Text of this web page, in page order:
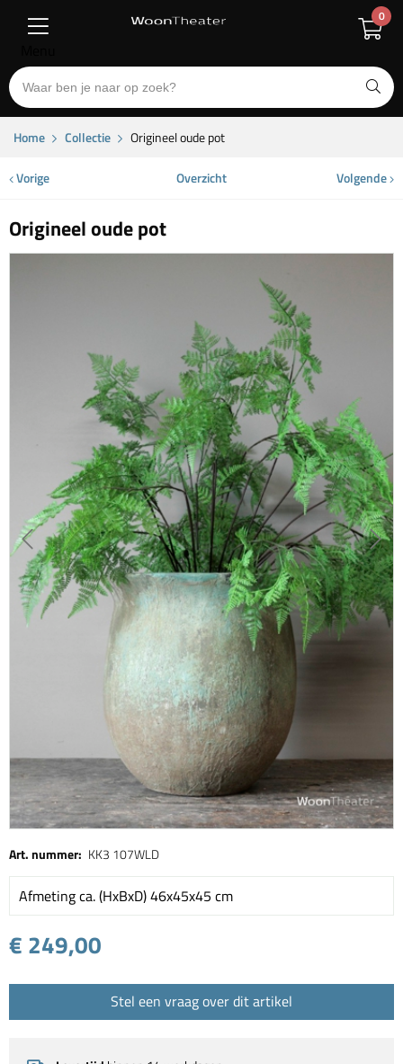
0
Home Collectie Origineel oude pot
Vorige Overzicht Volgende
Origineel oude pot
Art. nummer: KK3 107WLD
Afmeting ca. (HxBxD) 46x45x45 cm
€ 249,00
Stel een vraag over dit artikel